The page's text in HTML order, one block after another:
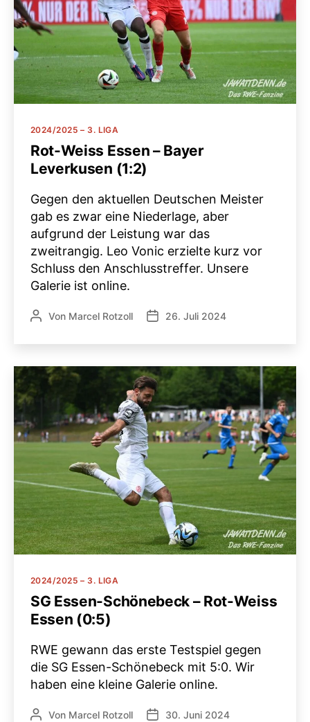
Kategorien
2024/2025 – 3. LIGA
Rot-Weiss Essen – Bayer
Leverkusen (1:2)
Gegen den aktuellen Deutschen Meister
gab es zwar eine Niederlage, aber
aufgrund der Leistung war das
zweitrangig. Leo Vonic erzielte kurz vor
Schluss den Anschlusstreffer. Unsere
Galerie ist online.
Beitragsautor
Von Marcel Rotzoll Veröffentlichungsdatum
26. Juli 2024
Kategorien
2024/2025 – 3. LIGA
SG Essen-Schönebeck – Rot-Weiss
Essen (0:5)
RWE gewann das erste Testspiel gegen
die SG Essen-Schönebeck mit 5:0. Wir
haben eine kleine Galerie online.
Beitragsautor
Von Marcel Rotzoll Veröffentlichungsdatum
30. Juni 2024